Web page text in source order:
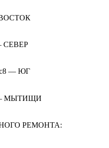
ВОСТОК
СЕВЕР
— ЮГ
— МЫТИЩИ
РЕМОНТА: